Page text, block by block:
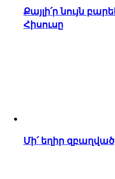
Քայլի՛ր նույն
Հիսուսը
Մի՛ եղիր